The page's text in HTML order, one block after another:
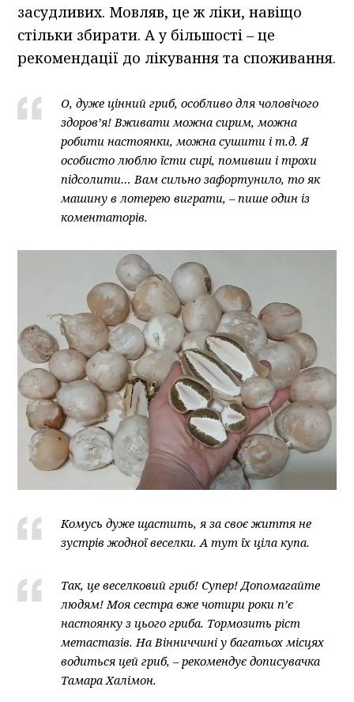
засудливих. Мовляв, це ж ліки, навіщо
стільки збирати. А у більшості – це
рекомендації до лікування та споживання.
О, дуже цінний гриб, особливо для чоловічого
здоров’я! Вживати можна сирим, можна
робити настоянки, можна сушити і т.д. Я
особисто люблю їсти сирі, помивши і трохи
підсолити… Вам сильно зафортунило, то як
машину в лотерею виграти, – пише один із
коментаторів.
Комусь дуже щастить, я за своє життя не
зустрів жодної веселки. А тут їх ціла купа.
Так, це веселковий гриб! Супер! Допомагайте
людям! Моя сестра вже чотири роки пʼє
настоянку з цього гриба. Тормозить ріст
метастазів. На Вінниччині у багатьох місцях
водиться цей гриб, – рекомендує дописувачка
Тамара Халімон.